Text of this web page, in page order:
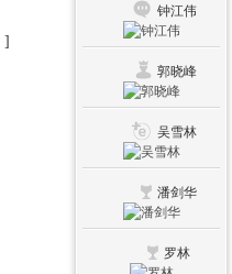
]
钟江伟
郭晓峰
吴雪林
潘剑华
罗林